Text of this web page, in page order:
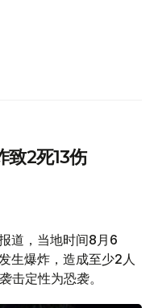
致2死13伤
道，当地时间8月6
生爆炸，造成至少2人
击定性为恐袭。